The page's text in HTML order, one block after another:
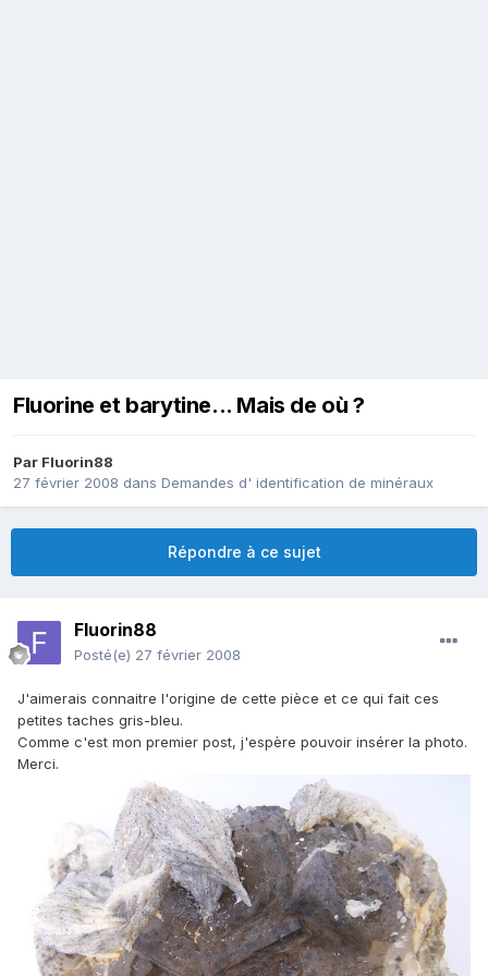
Fluorine et barytine... Mais de où ?
Par Fluorin88
27 février 2008 dans Demandes d' identification de minéraux
Répondre à ce sujet
Fluorin88
Posté(e) 27 février 2008
J'aimerais connaitre l'origine de cette pièce et ce qui fait ces
petites taches gris-bleu.
Comme c'est mon premier post, j'espère pouvoir insérer la photo.
Merci.